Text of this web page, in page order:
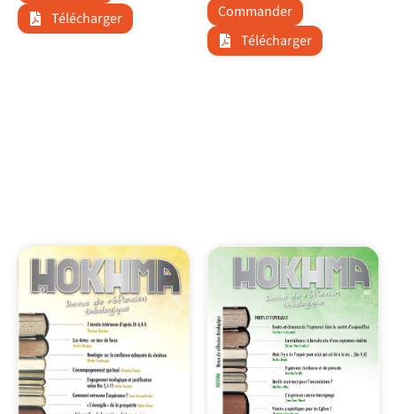
Télécharger
Commander
Télécharger